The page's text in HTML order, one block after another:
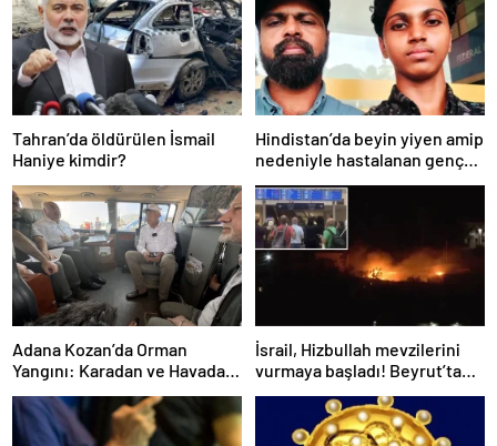
Tahran’da öldürülen İsmail
Haniye kimdir?
Hindistan’da beyin yiyen amip
nedeniyle hastalanan genç
hayatta kalmayı başardı
Adana Kozan’da Orman
Yangını: Karadan ve Havadan
Müdahale Devam Ediyor
İsrail, Hizbullah mevzilerini
vurmaya başladı! Beyrut’ta
uçuşlar askıya alındı, 10’dan
fazla ülke vatandaşlarını geri
çağırdı